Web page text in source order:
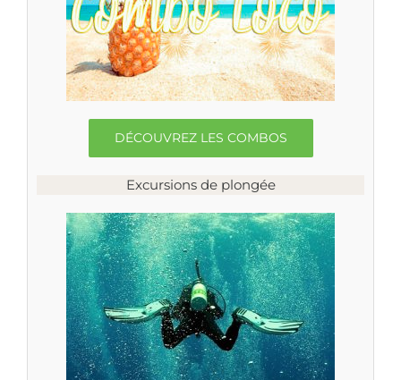
DÉCOUVREZ LES COMBOS
Excursions de plongée